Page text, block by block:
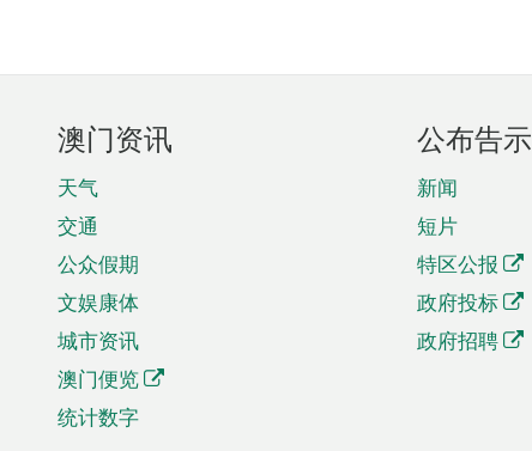
澳门资讯
天气
交通
公众假期
文娱康体
城市资讯
澳门便览
统计数字
公布告示
新闻
短片
特区公报
政府投标
政府招聘